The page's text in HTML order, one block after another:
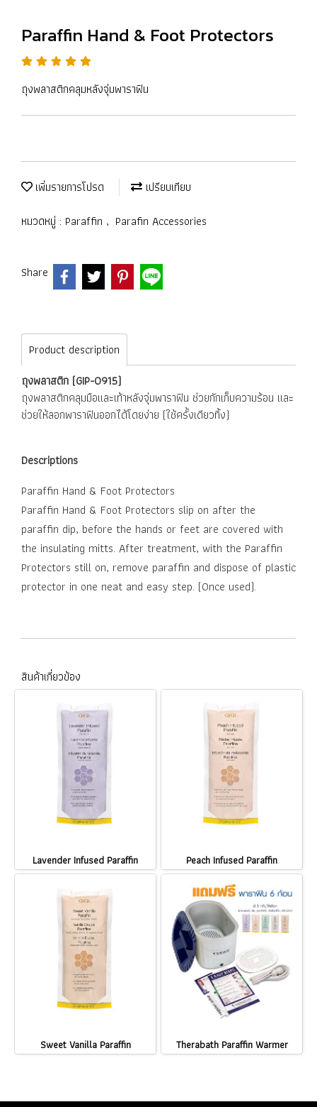
Paraffin Hand & Foot Protectors
ถุงพลาสติกคลุมหลังจุ่มพาราฟิน
เพิ่มรายการโปรด
เปรียบเทียบ
หมวดหมู่ : Paraffin , Parafin Accessories
Share
Product description
ถุงพลาสติก (GIP-0915)
ถุงพลาสติกคลุมมือและเท้าหลังจุ่มพาราฟิน ช่วยกักเก็บความร้อน และ
ช่วยให้ลอกพาราฟินออกได้โดยง่าย (ใช้ครั้งเดียวทิ้ง)
Descriptions
Paraffin Hand & Foot Protectors
Paraffin Hand & Foot Protectors slip on after the
paraffin dip, before the hands or feet are covered with
the insulating mitts. After treatment, with the Paraffin
Protectors still on, remove paraffin and dispose of plastic
protector in one neat and easy step. (Once used).
สินค้าเกี่ยวข้อง
Lavender Infused Paraffin Peach Infused Paraffin
Sweet Vanilla Paraffin Therabath Paraffin Warmer